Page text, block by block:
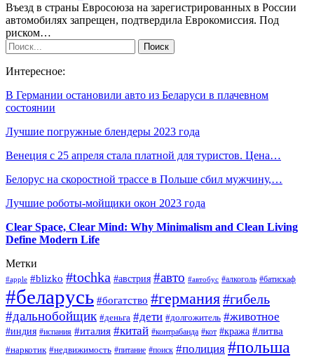
Въезд в страны Евросоюза на зарегистрированных в России
автомобилях запрещен, подтвердила Еврокомиссия. Под
риском…
Интересное:
В Германии остановили авто из Беларуси в плачевном
состоянии
Лучшие погружные блендеры 2023 года
Венеция с 25 апреля стала платной для туристов. Цена…
Белорус на скоростной трассе в Польше сбил мужчину,…
Лучшие роботы-мойщики окон 2023 года
Clear Space, Clear Mind: Why Minimalism and Clean Living
Define Modern Life
Метки
#apple #blizko #tochka #австрия #авто #автобус #алкоголь #батискаф
#беларусь #богатство #германия#гибель
#дальнобойщик #деньга #дети #долгожитель #животное
#индия #испания #италия #китай #контрабанда #кот #кража #литва
#наркотик #недвижимость #питание #поиск #полиция #польша